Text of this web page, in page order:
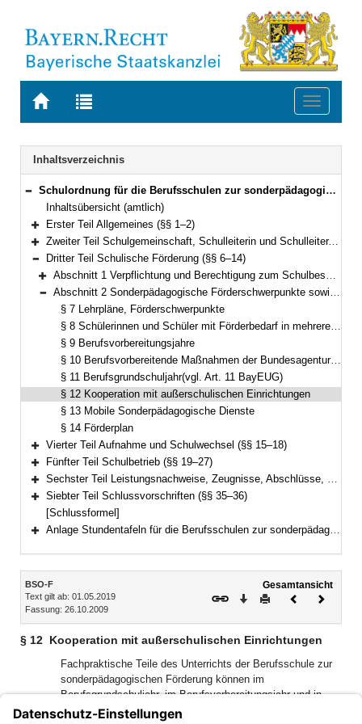
Zur
BAYERN.RECHT
Zur
letzten
Suche
Toggle
Navigation
Inhaltsverzeichnis
Bereich reduzieren
Schulordnung für die Berufsschulen zur sonderpädagogischen Förderung (Förderberufsschulordnung – BSO-F) Vom 26. Oktober 2009 (GVBl S. 580) BayRS 2233-2-2-K (§§ 1–36)
Inhaltsübersicht (amtlich)
Bereich erweitern
Erster Teil Allgemeines (§§ 1–2)
Bereich erweitern
Zweiter Teil Schulgemeinschaft, Schulleiterin und Schulleiter, Lehrkräfte, Schülerinnen und Schüler, Berufsschulbeirat (§§ 3–5)
Bereich reduzieren
Dritter Teil Schulische Förderung (§§ 6–14)
Bereich erweitern
Abschnitt 1 Verpflichtung und Berechtigung zum Schulbesuch(vgl. Art. 41 BayEUG) (§ 6)
Bereich reduzieren
Abschnitt 2 Sonderpädagogische Förderschwerpunkte sowie Ausbildungs- und Förderformen(vgl. Art. 19 bis 21 BayEUG) (§§ 7–14)
§ 7 Lehrpläne, Förderschwerpunkte
§ 8 Schülerinnen und Schüler mit Förderbedarf in mehreren Förderschwerpunkten
§ 9 Berufsvorbereitungsjahre
§ 10 Berufsvorbereitende Maßnahmen der Bundesagentur für Arbeit
§ 11 Berufsgrundschuljahr(vgl. Art. 11 BayEUG)
§ 12 Kooperation mit außerschulischen Einrichtungen
§ 13 Mobile Sonderpädagogische Dienste
§ 14 Förderplan
Bereich erweitern
Vierter Teil Aufnahme und Schulwechsel (§§ 15–18)
Bereich erweitern
Fünfter Teil Schulbetrieb (§§ 19–27)
Bereich erweitern
Sechster Teil Leistungsnachweise, Zeugnisse, Abschlüsse, Berufsschulpflicht(Art. 52, 54 und 55 BayEUG) (§§ 28–34)
Bereich erweitern
Siebter Teil Schlussvorschriften (§§ 35–36)
[Schlussformel]
Anlage Stundentafeln für die Berufsschulen zur sonderpädagogischen Förderung
Inhalt
BSO-F
Text gilt ab: 01.05.2019
Fassung: 26.10.2009
Gesamtansicht
Download
DruckenVorheriges
§ 12 Kooperation mit außerschulischen Einrichtungen
Fachpraktische Teile des Unterrichts der Berufsschule zur
sonderpädagogischen Förderung können im
Berufsgrundschuljahr, im Berufsvorbereitungsjahr und in
Klassen für Teilnehmerinnen und Teilnehmer an